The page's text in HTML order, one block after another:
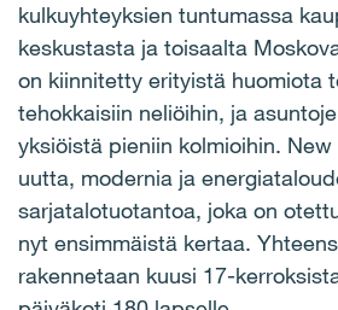
kulkuyhteyksien tuntumassa
keskustasta ja toisaalta
on kiinnitetty erityistä huomiota
tehokkaisiin neliöihin, ja
yksiöistä pieniin kolmioihin. New
uutta, modernia ja
sarjatalotuotantoa, joka on
nyt ensimmäistä kertaa.
rakennetaan kuusi 17-